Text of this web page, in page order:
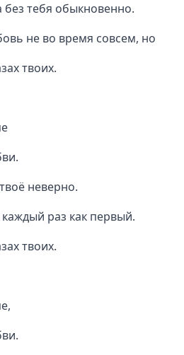
тебя обыкновенно.
не во время совсем, но
твоих.
неверно.
раз как первый.
твоих.